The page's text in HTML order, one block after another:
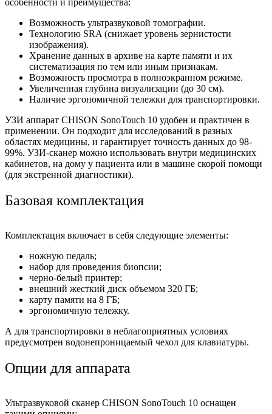
особенности и преимущества:
Возможность ультразвуковой томографии.
Технологию SRA (снижает уровень зернистости
изображения).
Хранение данных в архиве на карте памяти и их
систематизация по тем или иным признакам.
Возможность просмотра в полноэкранном режиме.
Увеличенная глубина визуализации (до 30 см).
Наличие эргономичной тележки для транспортировки.
УЗИ аппарат CHISON SonoTouch 10 удобен и практичен в
применении. Он подходит для исследований в разных
областях медицины, и гарантирует точность данных до 98-
99%. УЗИ-сканер можно использовать внутри медицинских
кабинетов, на дому у пациента или в машине скорой помощи
(для экстренной диагностики).
Базовая комплектация
Комплектация включает в себя следующие элементы:
ножную педаль;
набор для проведения биопсии;
черно-белый принтер;
внешний жесткий диск объемом 320 ГБ;
карту памяти на 8 ГБ;
эргономичную тележку.
А для транспортировки в неблагоприятных условиях
предусмотрен водонепроницаемый чехол для клавиатуры.
Опции для аппарата
Ультразвуковой сканер CHISON SonoTouch 10 оснащен